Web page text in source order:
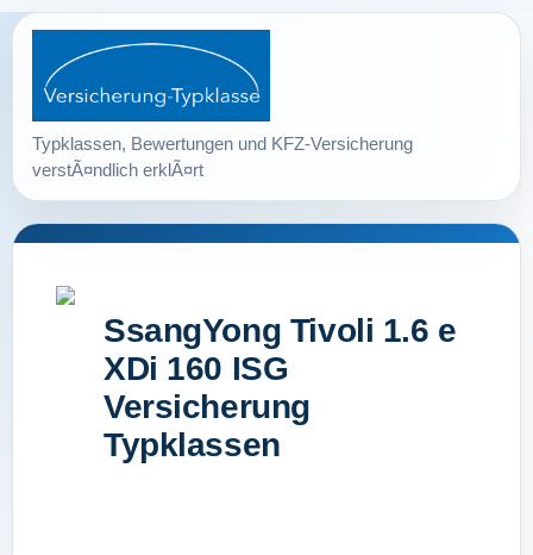
SsangYong Tivoli 1.6 e
XDi 160 ISG
Versicherung
Typklassen